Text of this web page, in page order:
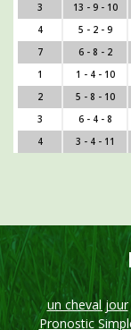
3
13 - 9 - 10
4
5 - 2 - 9
7
6 - 8 - 2
1
1 - 4 - 10
2
5 - 8 - 10
3
6 - 4 - 8
4
3 - 4 - 11
un cheval jour
Pronostic